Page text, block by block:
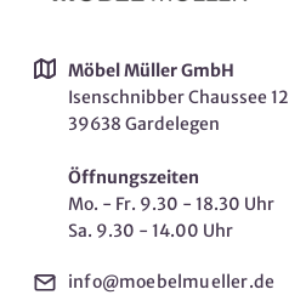
Möbel Müller GmbH
Isenschnibber Chaussee 12
39638 Gardelegen
Öffnungszeiten
Mo. - Fr. 9.30 - 18.30 Uhr
Sa. 9.30 - 14.00 Uhr
info@moebelmueller.de